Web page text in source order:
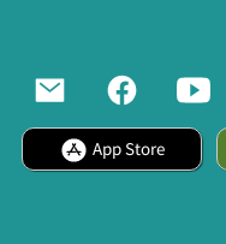
App Store